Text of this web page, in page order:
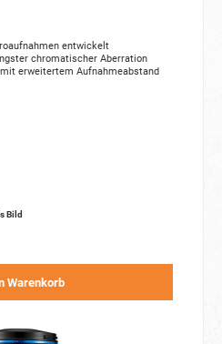
entwickelt
chromatischer Aberration
erweitertem Aufnahmeabstand
Bild
Warenkorb